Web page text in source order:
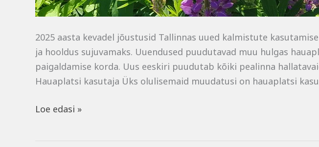
2025 aasta kevadel jõustusid Tallinnas uued kalmistute
ja hooldus sujuvamaks. Uuendused puudutavad muu hulgas
paigaldamise korda. Uus eeskiri puudutab kõiki pealinna
Hauaplatsi kasutaja Üks olulisemaid muudatusi on hauaplatsi
Loe edasi »